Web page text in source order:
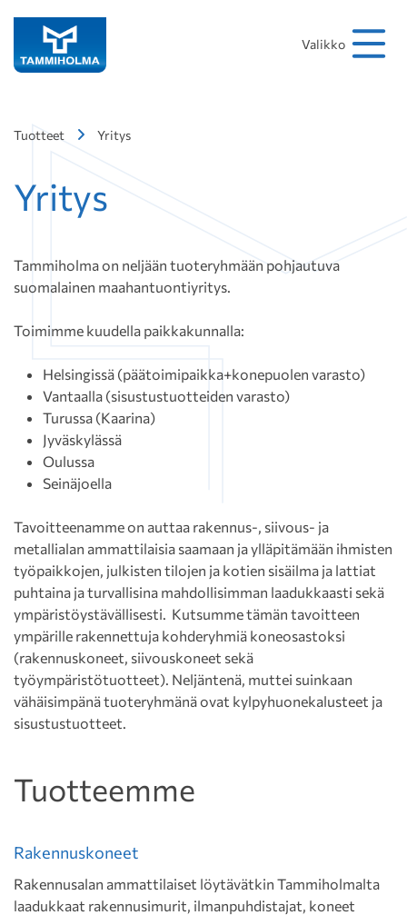
Valikko
Tuotteet Yritys
Yritys
Tammiholma on neljään tuoteryhmään pohjautuva
suomalainen maahantuontiyritys.
Toimimme kuudella paikkakunnalla:
Helsingissä (päätoimipaikka+konepuolen varasto)
Vantaalla (sisustustuotteiden varasto)
Turussa (Kaarina)
Jyväskylässä
Oulussa
Seinäjoella
Tavoitteenamme on auttaa rakennus-, siivous- ja
metallialan ammattilaisia saamaan ja ylläpitämään ihmisten
työpaikkojen, julkisten tilojen ja kotien sisäilma ja lattiat
puhtaina ja turvallisina mahdollisimman laadukkaasti sekä
ympäristöystävällisesti. Kutsumme tämän tavoitteen
ympärille rakennettuja kohderyhmiä koneosastoksi
(rakennuskoneet, siivouskoneet sekä
työympäristötuotteet). Neljäntenä, muttei suinkaan
vähäisimpänä tuoteryhmänä ovat kylpyhuonekalusteet ja
sisustustuotteet.
Tuotteemme
Rakennuskoneet
Rakennusalan ammattilaiset löytävätkin Tammiholmalta
laadukkaat rakennusimurit, ilmanpuhdistajat, koneet